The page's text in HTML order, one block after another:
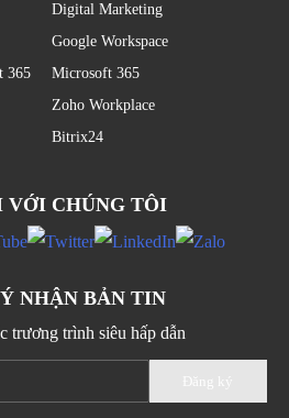
365
Digital Marketing
Google Workspace
Microsoft 365
Zoho Workplace
Bitrix24
VỚI CHÚNG TÔI
NHẬN BẢN TIN
trương trình siêu hấp dẫn